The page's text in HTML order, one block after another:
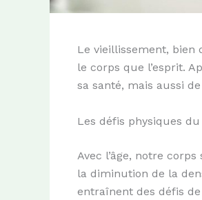
Le vieillissement, bien
le corps que l’esprit.
sa santé, mais aussi
Les défis physiques
Avec l’âge, notre
la diminution de la
entraînent des défis